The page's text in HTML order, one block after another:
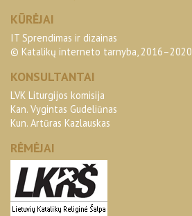
KŪRĖJAI
IT Sprendimas ir dizainas
© Katalikų interneto tarnyba, 2016–2020
KONSULTANTAI
LVK Liturgijos komisija
Kan. Vygintas Gudeliūnas
Kun. Artūras Kazlauskas
RĖMĖJAI